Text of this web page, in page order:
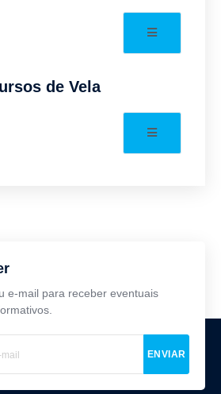
de Vela
e-mail para receber eventuais
ENVIAR